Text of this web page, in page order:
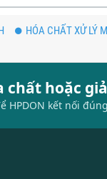
HÓA CHẤT XỬ LÝ
chất hoặc
HPDON kết nối